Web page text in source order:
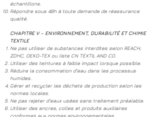
échantillons.
Répondre sous 48h à toute demande de réassurance
qualité.
CHAPITRE V – ENVIRONNEMENT, DURABILITÉ ET CHIMIE
TEXTILE
Ne pas utiliser de substances interdites selon REACH,
ZDHC, OEKO-TEX ou liste CN TEXTIL AND CO.
Utiliser des teintures à faible impact lorsque possible.
Réduire la consommation d’eau dans les processus
humides.
Gérer et recycler les déchets de production selon les
normes locales.
Ne pas rejeter d’eaux usées sans traitement préalable.
Utiliser des encres, colles et produits auxiliaires
conformes aux normes environnementales.